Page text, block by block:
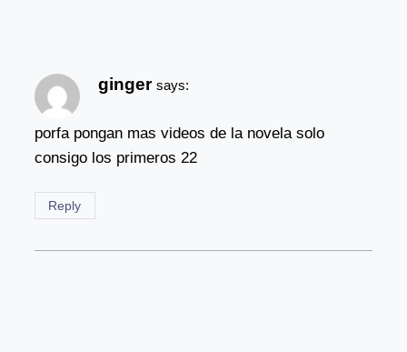
ginger says:
porfa pongan mas videos de la novela solo
consigo los primeros 22
Reply